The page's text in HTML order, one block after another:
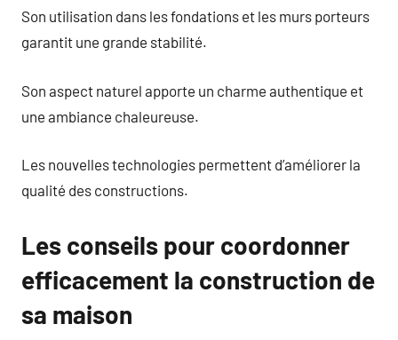
Son utilisation dans les fondations et les murs porteurs
garantit une grande stabilité.
Son aspect naturel apporte un charme authentique et
une ambiance chaleureuse.
Les nouvelles technologies permettent d’améliorer la
qualité des constructions.
Les conseils pour coordonner
efficacement la construction de
sa maison